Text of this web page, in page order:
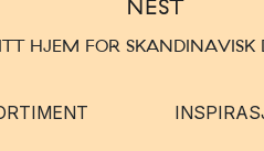
HJEM FOR SKANDINAVISK